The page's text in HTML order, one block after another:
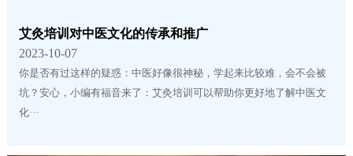
艾灸培训对中医文化的传承和推广
2023-10-07
你是否有过这样的疑惑：中医好像很神秘，学起来比较难，会不会被
坑？安心，小编有福音来了：艾灸培训可以帮助你更好地了解中医文
化···